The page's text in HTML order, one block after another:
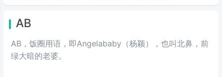
AB
AB，饭圈用语，即Angelababy（杨颖），也叫北鼻，前
绿大暗的老婆。​